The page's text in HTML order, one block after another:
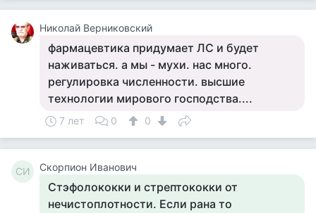
Николай Верниковский
фармацевтика придумает ЛС и будет
наживаться. а мы - мухи. нас много.
регулировка численности. высшие
технологии мирового господства....
7 лет 0 0
СИ Скорпион Иванович
Стэфолококки и стрептококки от
нечистоплотности. Если рана то